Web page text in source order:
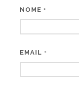
NOME *
EMAIL *